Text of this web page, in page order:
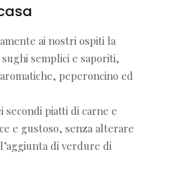
ai nostri ospiti la
sughi semplici e saporiti,
peperoncino ed
piatti di carne e
e gustoso, senza alterare
di verdure di